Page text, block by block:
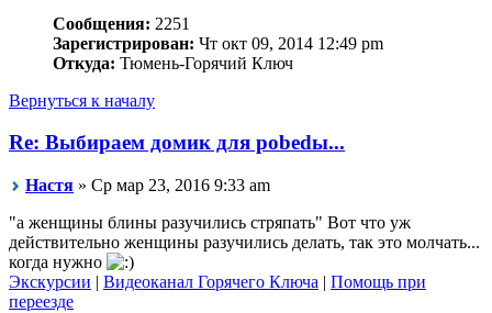
Сообщения: 2251
Зарегистрирован: Чт окт 09, 2014 12:49 pm
Откуда: Тюмень-Горячий Ключ
Вернуться к началу
Re: Выбираем домик для pobedы...
Настя » Ср мар 23, 2016 9:33 am
"а женщины блины разучились стряпать" Вот что уж
действительно женщины разучились делать, так это молчать...
когда нужно
Экскурсии | Видеоканал Горячего Ключа | Помощь при
переезде